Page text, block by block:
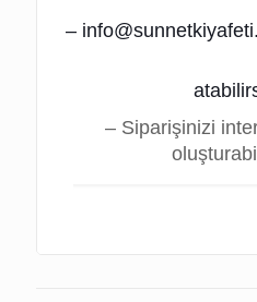
–
– Siparişinizi